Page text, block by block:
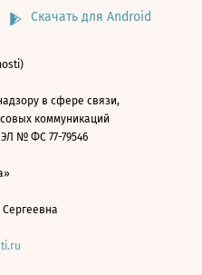
Скачать для Android
в сфере связи,
коммуникаций
№ ФС 77-79546